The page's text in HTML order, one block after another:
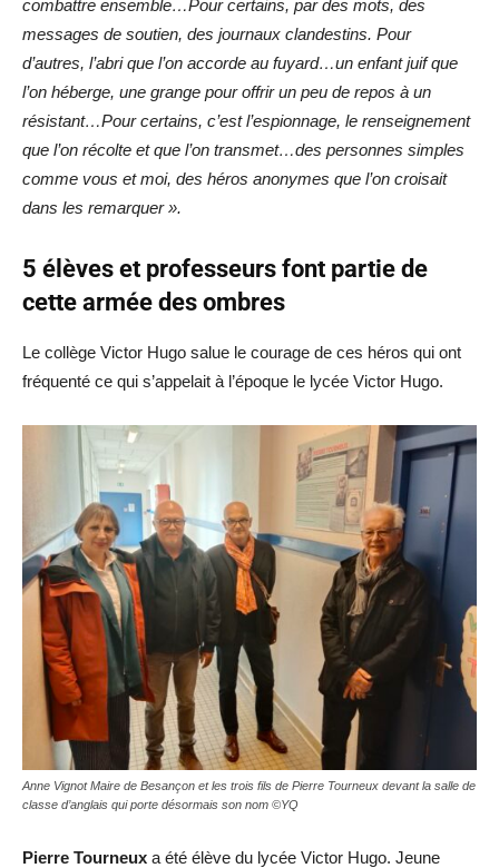
combattre ensemble…Pour certains, par des mots, des
messages de soutien, des journaux clandestins. Pour
d’autres, l’abri que l’on accorde au fuyard…un enfant juif que
l’on héberge, une grange pour offrir un peu de repos à un
résistant…Pour certains, c’est l’espionnage, le renseignement
que l’on récolte et que l’on transmet…des personnes simples
comme vous et moi, des héros anonymes que l’on croisait
dans les remarquer ».
5 élèves et professeurs font partie de
cette armée des ombres
Le collège Victor Hugo salue le courage de ces héros qui ont
fréquenté ce qui s’appelait à l’époque le lycée Victor Hugo.
Anne Vignot Maire de Besançon et les trois fils de Pierre Tourneux devant la salle de
classe d’anglais qui porte désormais son nom ©YQ
Pierre Tourneux a été élève du lycée Victor Hugo. Jeune